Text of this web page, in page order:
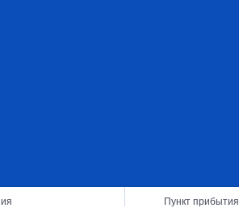
Пункт прибытия